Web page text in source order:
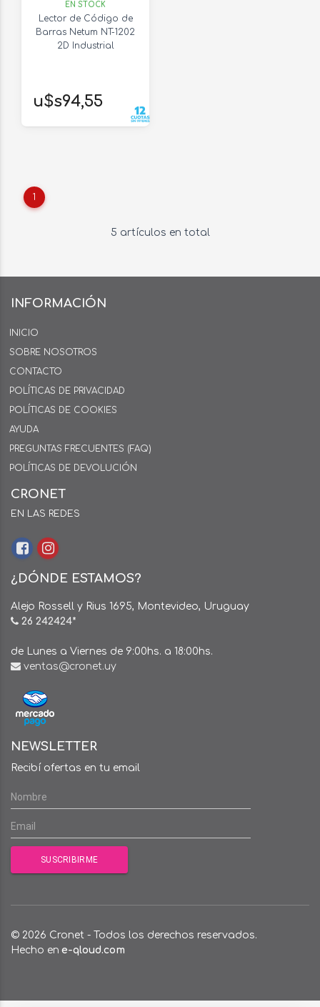
EN STOCK
Lector de Código de
Barras Netum NT-1202
2D Industrial
u$s94,55
1
5 artículos en total
INFORMACIÓN
INICIO
SOBRE NOSOTROS
CONTACTO
POLÍTICAS DE PRIVACIDAD
POLÍTICAS DE COOKIES
AYUDA
PREGUNTAS FRECUENTES (FAQ)
POLÍTICAS DE DEVOLUCIÓN
CRONET
EN LAS REDES
¿DÓNDE ESTAMOS?
Alejo Rossell y Rius 1695, Montevideo, Uruguay
26 242424*
de Lunes a Viernes de 9:00hs. a 18:00hs.
ventas@cronet.uy
NEWSLETTER
Recibí ofertas en tu email
© 2026 Cronet - Todos los derechos reservados.
Hecho en e-qloud.com